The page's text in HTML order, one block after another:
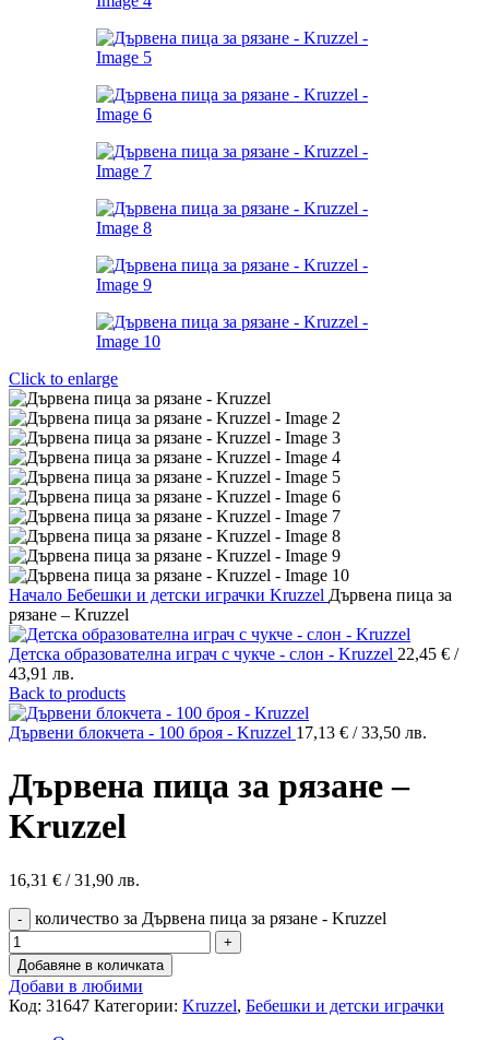
Click to enlarge
Начало Бебешки и детски играчки Kruzzel Дървена пица за
рязане – Kruzzel
Детска образователна играч с чукче - слон - Kruzzel 22,45 € /
43,91 лв.
Back to products
Дървени блокчета - 100 броя - Kruzzel 17,13 € / 33,50 лв.
Дървена пица за рязане –
Kruzzel
16,31 € / 31,90 лв.
количество за Дървена пица за рязане - Kruzzel
Добавяне в количката
Добави в любими
Код: 31647 Категории: Kruzzel, Бебешки и детски играчки